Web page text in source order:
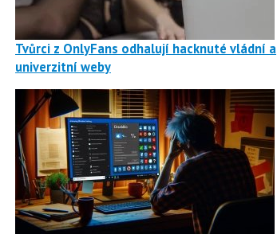
Tvůrci z OnlyFans odhalují hacknuté vládní a
univerzitní weby